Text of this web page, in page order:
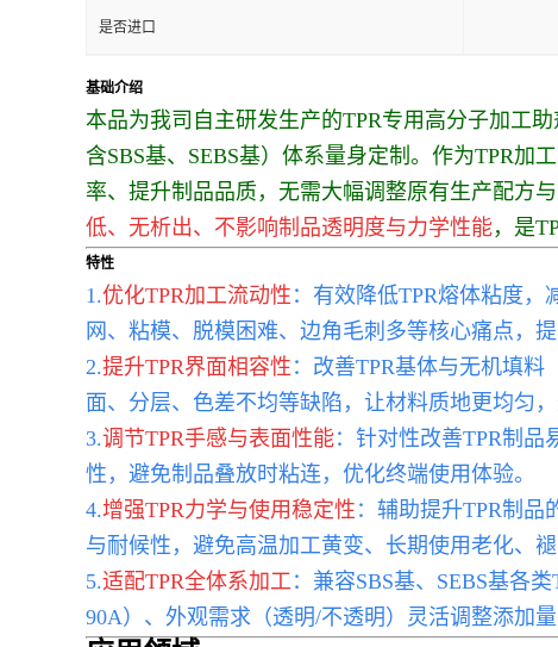
是否进口
基础介绍
本品为我司自主研发生产的TPR专用高分子加工
含SBS基、SEBS基）体系量身定制。作为TPR
率、提升制品品质，无需大幅调整原有生产配方
低、无析出、不影响制品透明度与力学性能，是
特性
1.优化TPR加工流动性 ：有效降低TPR熔体粘度
网、粘模、脱模困难、边角毛刺多等核心痛点，
2.提升TPR界面相容性 ：改善TPR基体与无机填
面、分层、色差不均等缺陷，让材料质地更均匀，
3.调节TPR手感与表面性能：针对性改善TPR制
性，避免制品叠放时粘连，优化终端使用体验。
4.增强TPR力学与使用稳定性 ：辅助提升TPR制品
与耐候性，避免高温加工黄变、长期使用老化、
5.适配TPR全体系加工 ：兼容SBS基、SEBS基各
90A）、外观需求（透明/不透明）灵活调整添加